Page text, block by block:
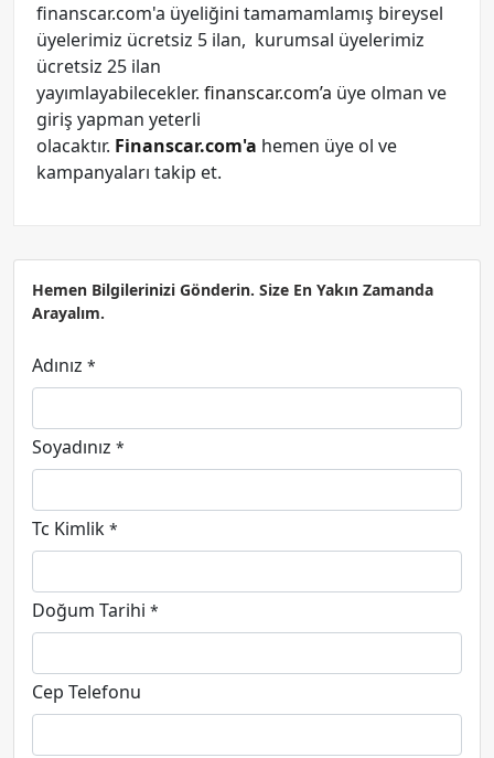
finanscar.com'a üyeliğini tamamamlamış bireysel
üyelerimiz ücretsiz 5 ilan, kurumsal üyelerimiz
ücretsiz 25 ilan
yayımlayabilecekler. finanscar.com’a üye olman ve
giriş yapman yeterli
olacaktır. Finanscar.com'a hemen üye ol ve
kampanyaları takip et.
Hemen Bilgilerinizi Gönderin. Size En Yakın Zamanda
Arayalım.
Adınız *
Soyadınız *
Tc Kimlik *
Doğum Tarihi *
Cep Telefonu